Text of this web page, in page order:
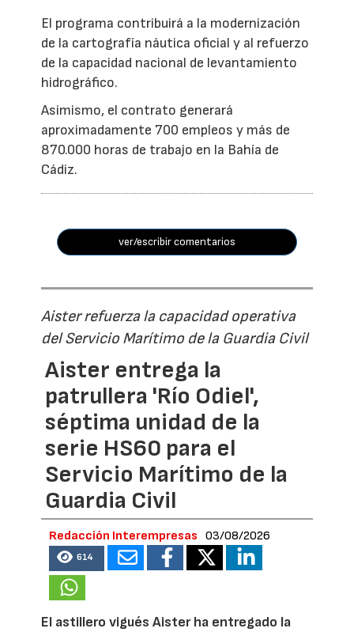
El programa contribuirá a la modernización
de la cartografía náutica oficial y al refuerzo
de la capacidad nacional de levantamiento
hidrográfico.
Asimismo, el contrato generará
aproximadamente 700 empleos y más de
870.000 horas de trabajo en la Bahía de
Cádiz.
ver/escribir comentarios
Aister refuerza la capacidad operativa
del Servicio Marítimo de la Guardia Civil
Aister entrega la
patrullera 'Río Odiel',
séptima unidad de la
serie HS60 para el
Servicio Marítimo de la
Guardia Civil
Redacción Interempresas 03/08/2026
614
El astillero vigués Aister ha entregado la